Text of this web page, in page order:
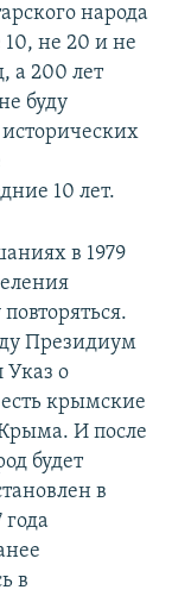
народа
10, не 20 и не
а 200 лет
буду
10 лет.
в 1979
Президиум
Указ о
крымские
И после
будет
в
года
в